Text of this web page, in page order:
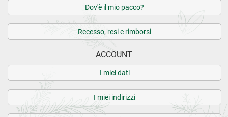
Dov'è il mio pacco?
Recesso, resi e rimborsi
ACCOUNT
I miei dati
I miei indirizzi